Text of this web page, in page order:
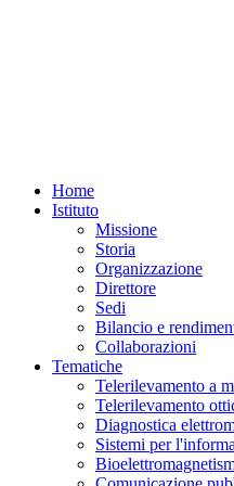
Home
Istituto
Missione
Storia
Organizzazione
Direttore
Sedi
Bilancio e
Collaborazioni
Tematiche
Telerilevamento a
Telerilevamento
Diagnostica
Sistemi per